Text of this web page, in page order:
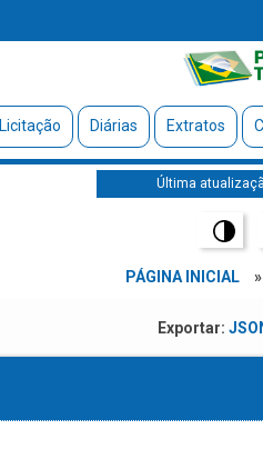
Licitação Diárias Extratos
Última
PÁGINA INICIAL »
Exportar: